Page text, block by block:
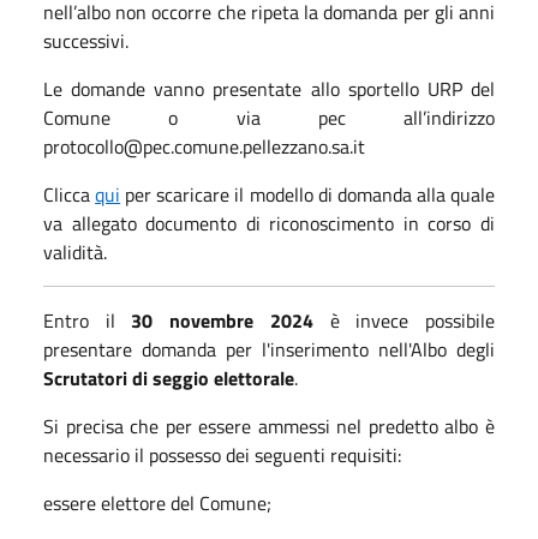
nell’albo non occorre che ripeta la domanda per gli anni
successivi.
Le domande vanno presentate allo sportello URP del
Comune o via pec all’indirizzo
protocollo@pec.comune.pellezzano.sa.it
Cliccaqui per scaricare il modello di domanda alla quale
va allegato documento di riconoscimento in corso di
validità.
Entro il 30 novembre 2024 è invece possibile
presentare domanda per l'inserimento nell'Albo degli
Scrutatori di seggio elettorale.
Si precisa che per essere ammessi nel predetto albo è
necessario il possesso dei seguenti requisiti:
essere elettore del Comune;